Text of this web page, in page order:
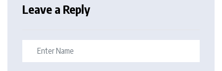
Leave a Reply